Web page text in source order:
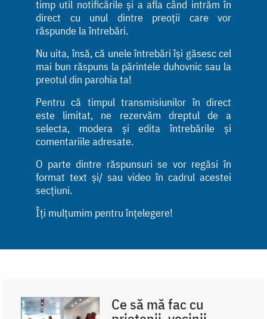
timp util notificările și a afla când intrăm în
direct cu unul dintre preoții care vor
răspunde la întrebări.
Nu uita, însă, că unele întrebări își găsesc cel
mai bun răspuns la părintele duhovnic sau la
preotul din parohia ta!
Pentru că timpul transmisiunilor în direct
este limitat, ne rezervăm dreptul de a
selecta, modera și edita întrebările și
comentariile adresate.
O parte dintre răspunsuri se vor regăsi în
format text și/ sau video în cadrul acestei
secțiuni.
Îți mulțumim pentru înțelegere!
Ce să mă fac cu